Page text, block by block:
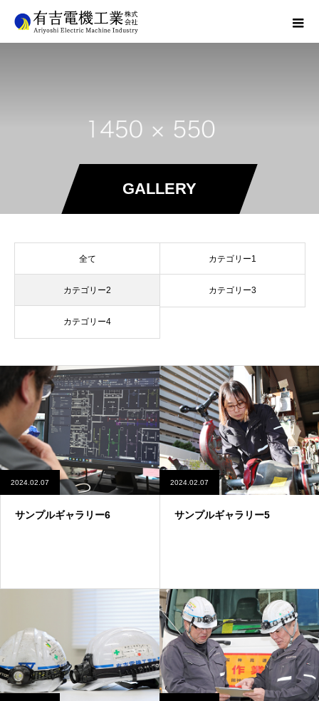
GALLERY
全て カテゴリー1
カテゴリー2 カテゴリー3
カテゴリー4
2024.02.07
サンプルギャラリー6
2024.02.07
サンプルギャラリー5